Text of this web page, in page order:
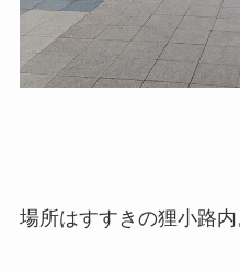
場所はすすきの狸小路内